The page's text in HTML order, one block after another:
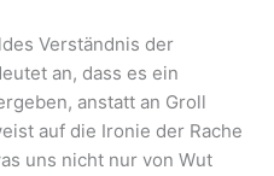
Verständnis der
an, dass es ein
anstatt an Groll
auf die Ironie der Rache
uns nicht nur von Wut